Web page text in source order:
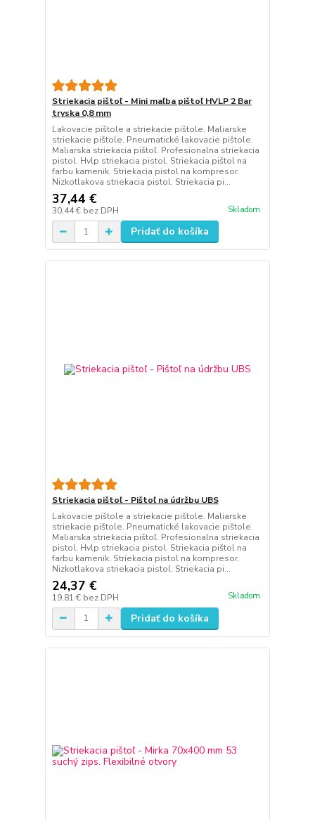
Striekacia pištoľ - Mini maľba pištoľ HVLP 2 Bar
tryska 0,8 mm
Lakovacie pištole a striekacie pištole. Maliarske
striekacie pištole. Pneumatické lakovacie pištole.
Maliarska striekacia pištoľ. Profesionalna striekacia
pistol. Hvlp striekacia pistol. Striekacia pištol na
farbu kamenik. Striekacia pistol na kompresor.
Nizkotlakova striekacia pistol. Striekacia pi...
37,44 €
30,44 € bez DPH Skladom
Pridať do košíka
Striekacia pištoľ - Pištoľ na údržbu UBS
Lakovacie pištole a striekacie pištole. Maliarske
striekacie pištole. Pneumatické lakovacie pištole.
Maliarska striekacia pištoľ. Profesionalna striekacia
pistol. Hvlp striekacia pistol. Striekacia pištol na
farbu kamenik. Striekacia pistol na kompresor.
Nizkotlakova striekacia pistol. Striekacia pi...
24,37 €
19,81 € bez DPH Skladom
Pridať do košíka